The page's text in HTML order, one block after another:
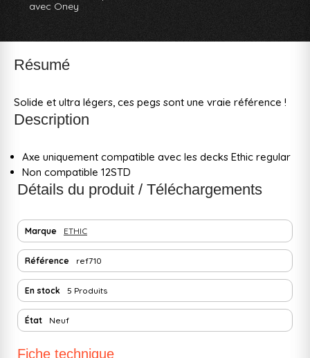
avec Oney
Résumé
Solide et ultra légers, ces pegs sont une vraie référence !
Description
Axe uniquement compatible avec les decks Ethic regular
Non compatible 12STD
Détails du produit / Téléchargements
Marque ETHIC
Référence ref710
En stock 5 Produits
État Neuf
Fiche technique